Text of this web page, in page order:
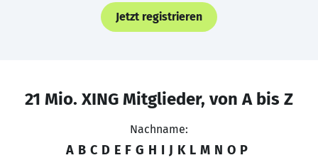
Jetzt registrieren
21 Mio. XING Mitglieder, von A bis Z
Nachname:
A B C D E F G H I J K L M N O P